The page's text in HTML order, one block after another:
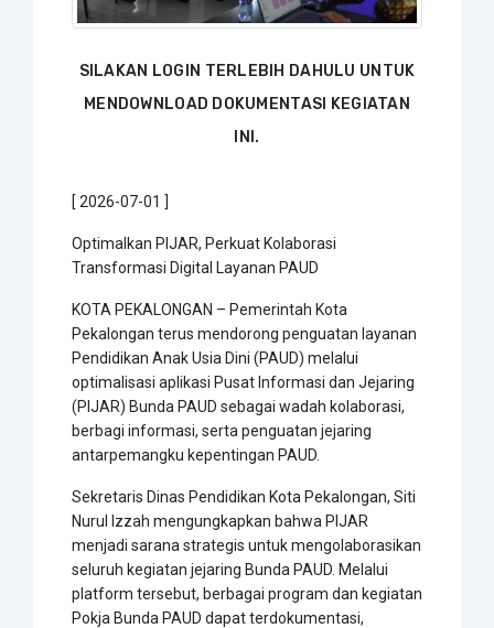
SILAKAN LOGIN TERLEBIH DAHULU UNTUK
MENDOWNLOAD DOKUMENTASI KEGIATAN
INI.
[ 2026-07-01 ]
Optimalkan PIJAR, Perkuat Kolaborasi
Transformasi Digital Layanan PAUD
KOTA PEKALONGAN – Pemerintah Kota
Pekalongan terus mendorong penguatan layanan
Pendidikan Anak Usia Dini (PAUD) melalui
optimalisasi aplikasi Pusat Informasi dan Jejaring
(PIJAR) Bunda PAUD sebagai wadah kolaborasi,
berbagi informasi, serta penguatan jejaring
antarpemangku kepentingan PAUD.
Sekretaris Dinas Pendidikan Kota Pekalongan, Siti
Nurul Izzah mengungkapkan bahwa PIJAR
menjadi sarana strategis untuk mengolaborasikan
seluruh kegiatan jejaring Bunda PAUD. Melalui
platform tersebut, berbagai program dan kegiatan
Pokja Bunda PAUD dapat terdokumentasi,